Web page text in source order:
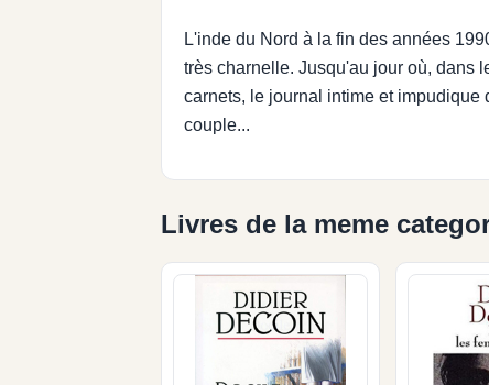
L'inde du Nord à la fin des années
très charnelle. Jusqu'au jour où, dans
carnets, le journal intime et impudique
couple...
Livres de la meme